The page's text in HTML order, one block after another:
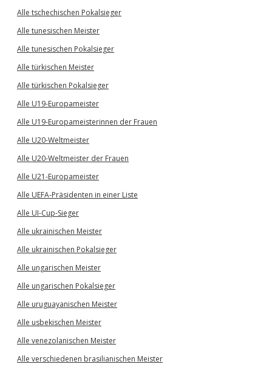
Alle tschechischen Pokalsieger
Alle tunesischen Meister
Alle tunesischen Pokalsieger
Alle türkischen Meister
Alle türkischen Pokalsieger
Alle U19-Europameister
Alle U19-Europameisterinnen der Frauen
Alle U20-Weltmeister
Alle U20-Weltmeister der Frauen
Alle U21-Europameister
Alle UEFA-Präsidenten in einer Liste
Alle UI-Cup-Sieger
Alle ukrainischen Meister
Alle ukrainischen Pokalsieger
Alle ungarischen Meister
Alle ungarischen Pokalsieger
Alle uruguayanischen Meister
Alle usbekischen Meister
Alle venezolanischen Meister
Alle verschiedenen brasilianischen Meister